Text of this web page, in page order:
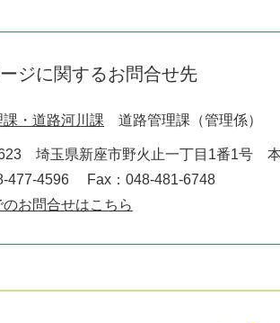
ジに関するお問合せ先
・道路河川課 道路管理課（管理係）
埼玉県新座市野火止一丁目1番1号
477-4596
Fax：048-481-6748
のお問合せはこちら